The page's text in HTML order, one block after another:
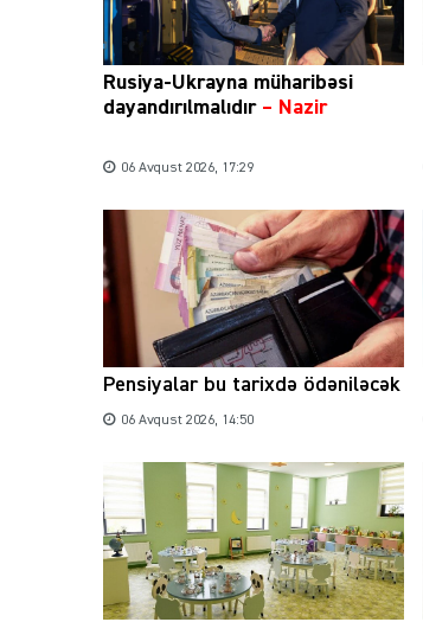
Rusiya-Ukrayna müharibəsi
dayandırılmalıdır– Nazir
06 Avqust 2026, 17:29
Pensiyalar bu tarixdə ödəniləcək
06 Avqust 2026, 14:50